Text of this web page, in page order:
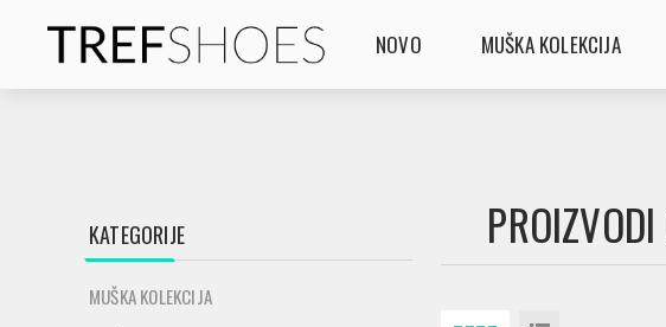
NOVO MUŠKA KOLEKCIJA
KATEGORIJE
MUŠKA KOLEKCIJA